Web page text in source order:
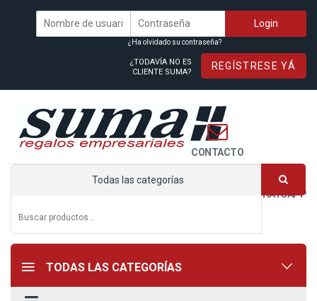
¿Ha olvidado su contraseña?
¿TODAVÍA NO ES
CLIENTE SUMA?
REGÍSTRESE YÁ
WHATSAPP
CONTACTO
Todas las categorías
TODAS LAS CATEGORÍAS